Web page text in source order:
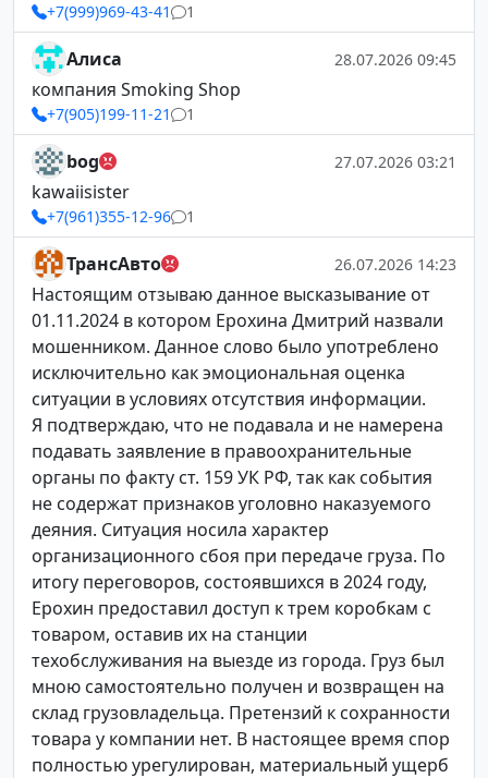
+7(999)969-43-41 1
Алиса 28.07.2026 09:45
компания Smoking Shop
+7(905)199-11-21 1
bog 27.07.2026 03:21
kawaiisister
+7(961)355-12-96 1
ТрансАвто 26.07.2026 14:23
Настоящим отзываю данное высказывание от
01.11.2024 в котором Ерохина Дмитрий назвали
мошенником. Данное слово было употреблено
исключительно как эмоциональная оценка
ситуации в условиях отсутствия информации.
Я подтверждаю, что не подавала и не намерена
подавать заявление в правоохранительные
органы по факту ст. 159 УК РФ, так как события
не содержат признаков уголовно наказуемого
деяния. Ситуация носила характер
организационного сбоя при передаче груза. По
итогу переговоров, состоявшихся в 2024 году,
Ерохин предоставил доступ к трем коробкам с
товаром, оставив их на станции
техобслуживания на выезде из города. Груз был
мною самостоятельно получен и возвращен на
склад грузовладельца. Претензий к сохранности
товара у компании нет. В настоящее время спор
полностью урегулирован, материальный ущерб